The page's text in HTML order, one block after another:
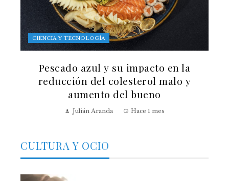
CIENCIA Y TECNOLOGÍA
Pescado azul y su impacto en la
reducción del colesterol malo y
aumento del bueno
Julián Aranda Hace 1 mes
CULTURA Y OCIO